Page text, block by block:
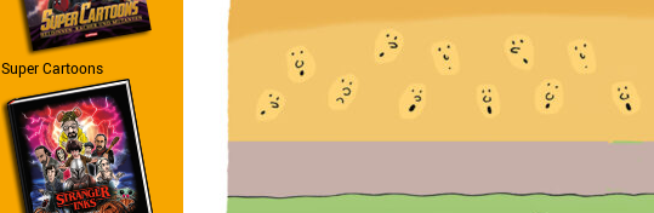
Super Cartoons